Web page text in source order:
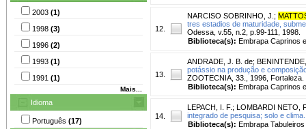
2003 (1)
1998 (3)
1996 (2)
1993 (1)
1991 (1)
Mais...
Idioma
Português (17)
12.
NARCISO SOBRINHO, J. ;
tres estadios de maturidade,
Odessa, v.55, n.2, p.99-111, 1998.
Biblioteca(s): Embrapa Caprinos
13.
ANDRADE, J. B. de;
potássio na produção e
ZOOTECNIA, 33., 1996,
Biblioteca(s): Embrapa Caprinos
14.
LEPACH, I. F. ; LOMBARDI NETO,
integrado de pesquisa; solo e clima.
Biblioteca(s): Embrapa